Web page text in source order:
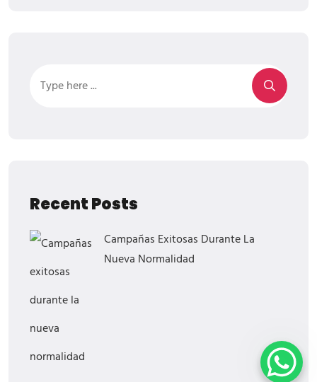
Recent Posts
Campañas Exitosas Durante La
Nueva Normalidad